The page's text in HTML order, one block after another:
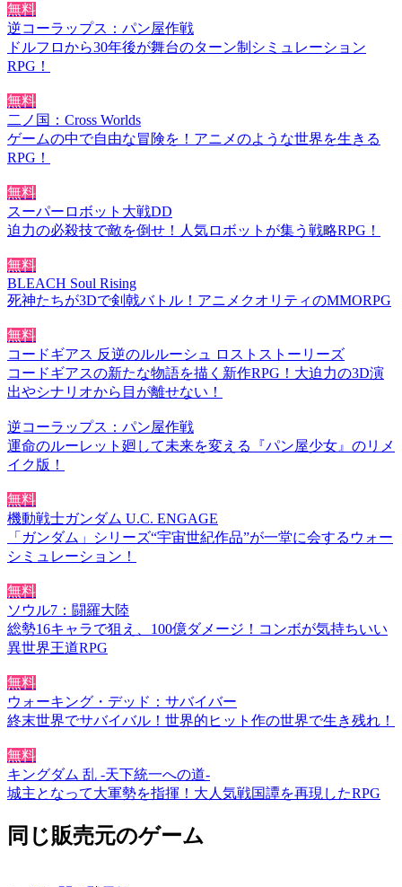
無料
逆コーラップス：パン屋作戦
ドルフロから30年後が舞台のターン制シミュレーション
RPG！
無料
二ノ国：Cross Worlds
ゲームの中で自由な冒険を！アニメのような世界を生きる
RPG！
無料
スーパーロボット大戦DD
迫力の必殺技で敵を倒せ！人気ロボットが集う戦略RPG！
無料
BLEACH Soul Rising
死神たちが3Dで剣戟バトル！アニメクオリティのMMORPG
無料
コードギアス 反逆のルルーシュ ロストストーリーズ
コードギアスの新たな物語を描く新作RPG！大迫力の3D演
出やシナリオから目が離せない！
逆コーラップス：パン屋作戦
運命のルーレット廻して未来を変える『パン屋少女』のリメ
イク版！
無料
機動戦士ガンダム U.C. ENGAGE
「ガンダム」シリーズ“宇宙世紀作品”が一堂に会するウォー
シミュレーション！
無料
ソウル7：闘羅大陸
総勢16キャラで狙え、100億ダメージ！コンボが気持ちいい
異世界王道RPG
無料
ウォーキング・デッド：サバイバー
終末世界でサバイバル！世界的ヒット作の世界で生き残れ！
無料
キングダム 乱 -天下統一への道-
城主となって大軍勢を指揮！大人気戦国譚を再現したRPG
同じ販売元のゲーム